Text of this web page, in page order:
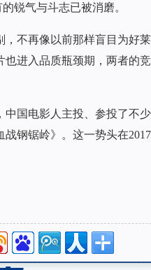
锐气与斗志已被消磨。
不再像以前那样盲目为好
进入品质瓶颈期，两者的
国电影人主投、参投了不
钢锯岭》。这一势头在2017